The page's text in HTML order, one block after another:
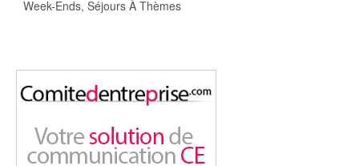
Week-Ends, Séjours À Thèmes